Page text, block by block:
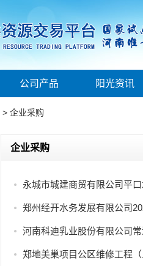
公司产品 阳光资讯
> 企业采购
企业采购
永城市城建商贸有限公司平
郑州经开水务发展有限公司
河南科迪乳业股份有限公司
郑地美巢项目公区维修工程